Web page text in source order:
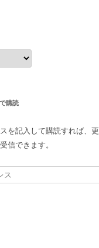
購読
を記入して購読すれば、更
信できます。